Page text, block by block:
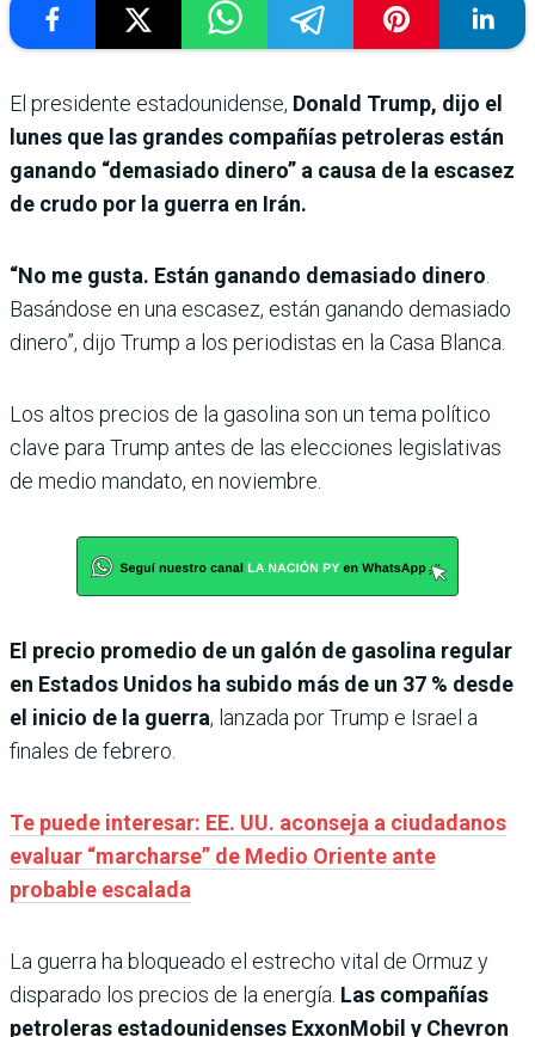
El presidente estadounidense, Donald Trump, dijo el
lunes que las grandes compañías petroleras están
ganando “demasiado dinero” a causa de la escasez
de crudo por la guerra en Irán.
“No me gusta. Están ganando demasiado dinero.
Basándose en una escasez, están ganando demasiado
dinero”, dijo Trump a los periodistas en la Casa Blanca.
Los altos precios de la gasolina son un tema político
clave para Trump antes de las elecciones legislativas
de medio mandato, en noviembre.
El precio promedio de un galón de gasolina regular
en Estados Unidos ha subido más de un 37 % desde
el inicio de la guerra, lanzada por Trump e Israel a
finales de febrero.
Te puede interesar: EE. UU. aconseja a ciudadanos
evaluar “marcharse” de Medio Oriente ante
probable escalada
La guerra ha bloqueado el estrecho vital de Ormuz y
disparado los precios de la energía. Las compañías
petroleras estadounidenses ExxonMobil y Chevron